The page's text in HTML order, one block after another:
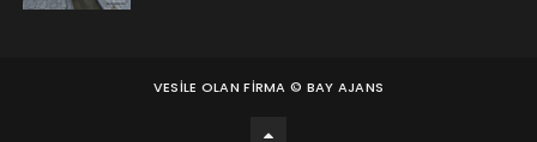
VESILE OLAN FIRMA © BAY AJANS